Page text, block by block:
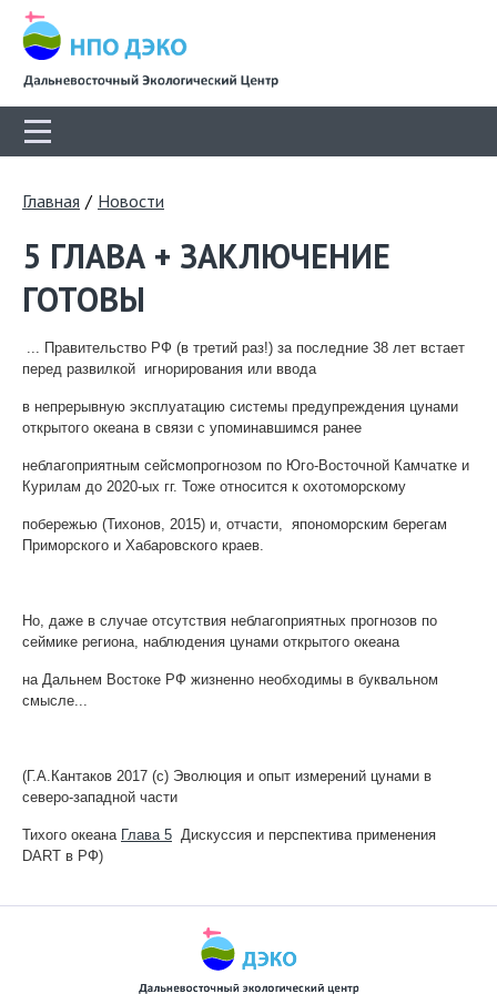
Главная / Новости
5 ГЛАВА + ЗАКЛЮЧЕНИЕ
ГОТОВЫ
... Правительство РФ (в третий раз!) за последние 38 лет встает
перед развилкой игнорирования или ввода
в непрерывную эксплуатацию системы предупреждения цунами
открытого океана в связи с упоминавшимся ранее
неблагоприятным сейсмопрогнозом по Юго-Восточной Камчатке и
Курилам до 2020-ых гг. Тоже относится к охотоморскому
побережью (Тихонов, 2015) и, отчасти, япономорским берегам
Приморского и Хабаровского краев.
Но, даже в случае отсутствия неблагоприятных прогнозов по
сеймике региона, наблюдения цунами открытого океана
на Дальнем Востоке РФ жизненно необходимы в буквальном
смысле...
(Г.А.Кантаков 2017 (с) Эволюция и опыт измерений цунами в
северо-западной части
Тихого океана Глава 5 Дискуссия и перспектива применения
DART в РФ)